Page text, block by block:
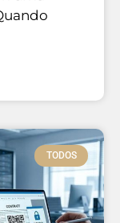
TODOS